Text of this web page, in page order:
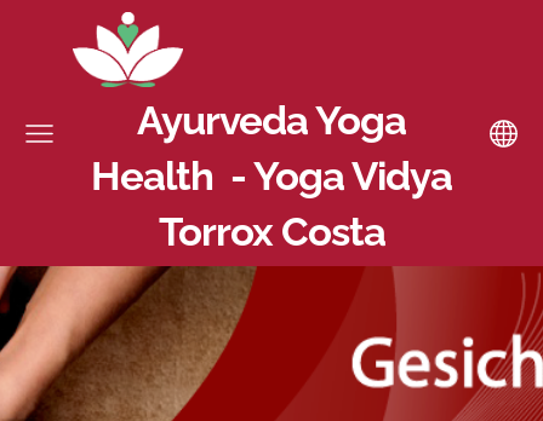
Ayurveda Yoga
Health - Yoga Vidya
Torrox Costa